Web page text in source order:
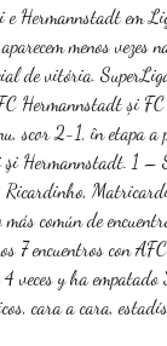
e Hermannstadt em
menos vezes
de vitória.
Hermannstadt și
scor 2-1, în etapa
Hermannstadt. 1 –
común de
7 encuentros con
veces y ha
cara a cara,